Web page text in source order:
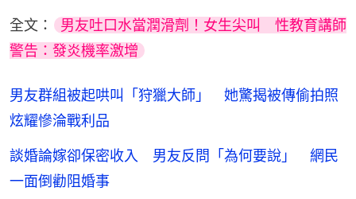
全文：
男友吐口水當潤滑劑！女生尖叫　性教育講師
警告：發炎機率激增
男友群組被起哄叫「狩獵大師」 她驚揭被傳偷拍照
炫耀慘淪戰利品
談婚論嫁卻保密收入 男友反問「為何要說」 網民
一面倒勸阻婚事